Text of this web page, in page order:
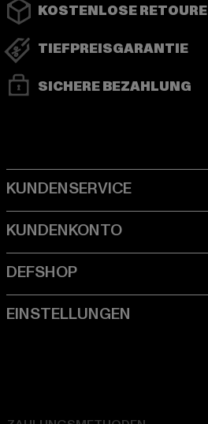
KOSTENLOSE RETOURE
TIEFPREISGARANTIE
SICHERE BEZAHLUNG